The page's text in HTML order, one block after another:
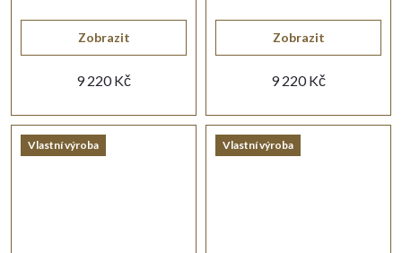
9 220 Kč
Zobrazit
9 220 Kč
Zobrazit
Vlastní výroba Vlastní výroba